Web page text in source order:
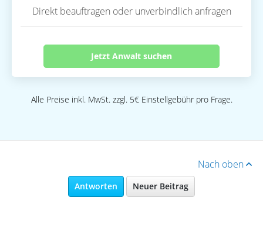
Direkt beauftragen oder unverbindlich anfragen
Jetzt Anwalt suchen
Alle Preise inkl. MwSt. zzgl. 5€ Einstellgebühr pro Frage.
Nach oben
Antworten Neuer Beitrag